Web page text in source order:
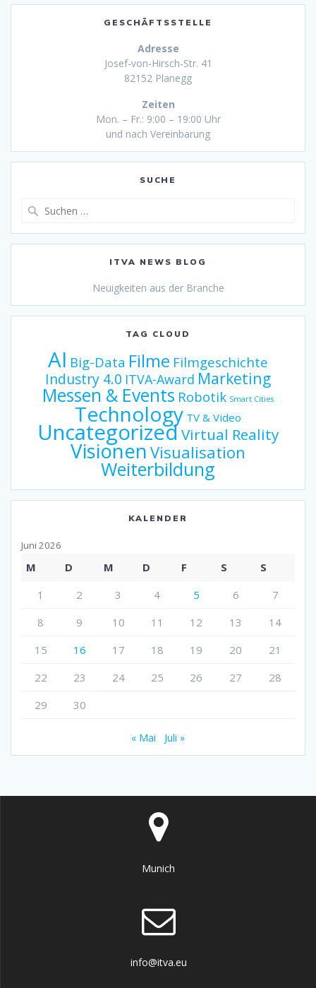
GESCHÄFTSSTELLE
Adresse
Josef-von-Hirsch-Str. 41
82152 Planegg
Zeiten
Mon. – Fr.: 9:00 – 19:00 Uhr
und nach Vereinbarung
SUCHE
ITVA NEWS BLOG
Neuigkeiten aus der Branche
TAG CLOUD
AI Big-Data Filme Filmgeschichte
Industry 4.0 ITVA-Award Marketing
Messen & Events Robotik Smart Cities
Technology TV & Video
UncategorizedVirtual Reality
Visionen Visualisation
Weiterbildung
KALENDER
Juni 2026
M D M D F S
S
1
2 3 4 5 6
7
8
9 10 11 12 13
14
15
16 17 18 19 20
21
22
23 24 25 26 27
28
29
30
« Mai Juli »
Munich
info@itva.eu